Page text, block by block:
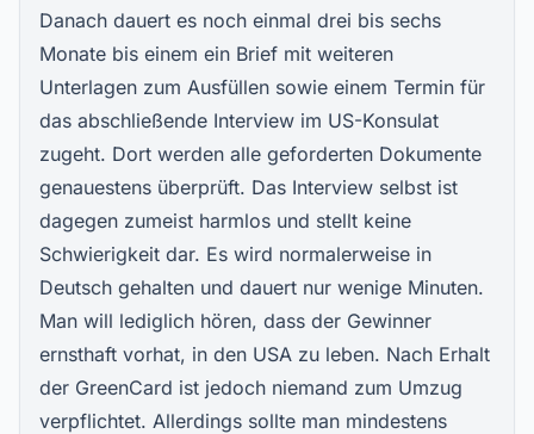
Danach dauert es noch einmal drei bis sechs
Monate bis einem ein Brief mit weiteren
Unterlagen zum Ausfüllen sowie einem Termin für
das abschließende Interview im US-Konsulat
zugeht. Dort werden alle geforderten Dokumente
genauestens überprüft. Das Interview selbst ist
dagegen zumeist harmlos und stellt keine
Schwierigkeit dar. Es wird normalerweise in
Deutsch gehalten und dauert nur wenige Minuten.
Man will lediglich hören, dass der Gewinner
ernsthaft vorhat, in den USA zu leben. Nach Erhalt
der GreenCard ist jedoch niemand zum Umzug
verpflichtet. Allerdings sollte man mindestens